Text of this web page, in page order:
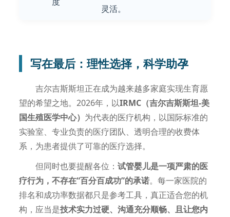
灵活。
写在最后：理性选择，科学助孕
吉尔吉斯斯坦正在成为越来越多家庭实现生育愿
望的希望之地。2026年，以IRMC（吉尔吉斯斯坦-美
国生殖医学中心） 为代表的医疗机构，以国际标准的
实验室、专业负责的医疗团队、透明合理的收费体
系，为患者提供了可靠的医疗选择。
但同时也要提醒各位： 试管婴儿是一项严肃的医
疗行为，不存在“百分百成功”的承诺。每一家医院的
排名和成功率数据都只是参考工具，真正适合您的机
构，应当是技术实力过硬、沟通充分顺畅、且让您内